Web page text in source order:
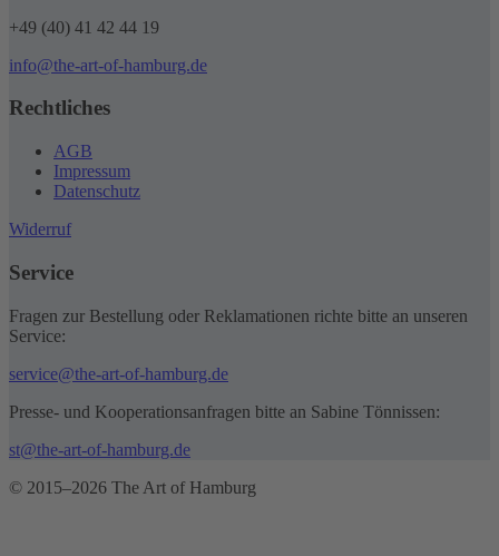
+49 (40) 41 42 44 19
info@the-art-of-hamburg.de
Rechtliches
AGB
Impressum
Datenschutz
Widerruf
Service
Fragen zur Bestellung oder Reklamationen richte bitte an unseren
Service:
service@the-art-of-hamburg.de
Presse- und Kooperationsanfragen bitte an Sabine Tönnissen:
st@the-art-of-hamburg.de
© 2015–2026 The Art of Hamburg